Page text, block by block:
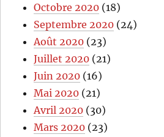
Octobre 2020 (18)
Septembre 2020 (24)
Août 2020 (23)
Juillet 2020 (21)
Juin 2020 (16)
Mai 2020 (21)
Avril 2020 (30)
Mars 2020 (23)